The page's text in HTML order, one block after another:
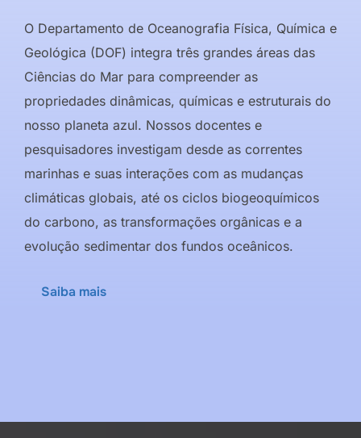
O Departamento de Oceanografia Física, Química e
Geológica (DOF) integra três grandes áreas das
Ciências do Mar para compreender as
propriedades dinâmicas, químicas e estruturais do
nosso planeta azul. Nossos docentes e
pesquisadores investigam desde as correntes
marinhas e suas interações com as mudanças
climáticas globais, até os ciclos biogeoquímicos
do carbono, as transformações orgânicas e a
evolução sedimentar dos fundos oceânicos.
Saiba mais